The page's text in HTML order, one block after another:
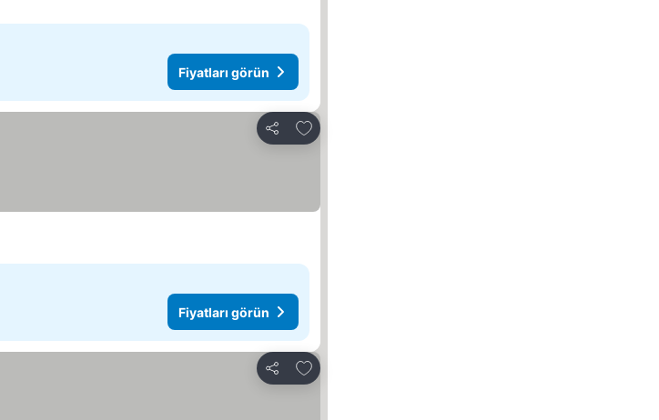
Fiyatları görün
Paylaş
Favorilerime ekle
Fiyatları görün
Paylaş
Favorilerime ekle